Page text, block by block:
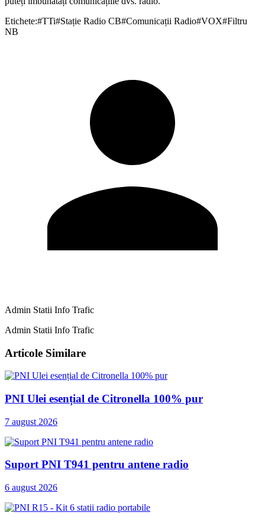
Etichete:#TTi#Stație Radio CB#Comunicații Radio#VOX#Filtru
NB
Admin Statii Info Trafic
Admin Statii Info Trafic
Articole Similare
PNI Ulei esențial de Citronella 100% pur
7 august 2026
Suport PNI T941 pentru antene radio
6 august 2026